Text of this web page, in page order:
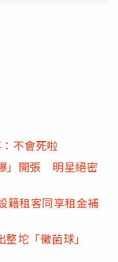
不會死啦
」開張 明星絕密
租客同享租金補
整坨「黴菌球」